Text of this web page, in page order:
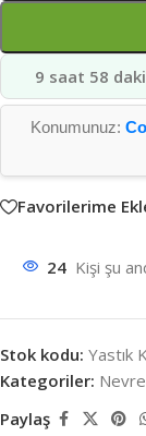
9 saat 58
Konumunuz:
Favorilerime
24 Kişi şu
Stok kodu: Yastık
Kategoriler:
Paylaş